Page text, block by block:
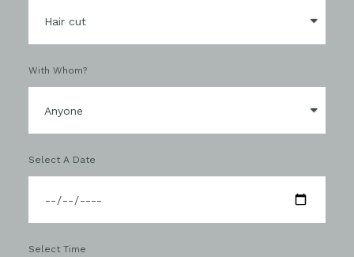
With Whom?
Select A Date
Select Time